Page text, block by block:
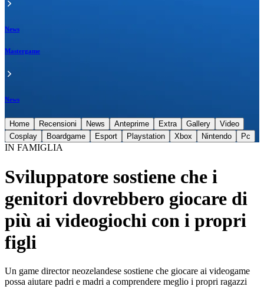
News
Mastergame
News
Home Recensioni News Anteprime Extra Gallery
Video
Cosplay
Boardgame Esport Playstation Xbox Nintendo Pc
IN FAMIGLIA
Sviluppatore sostiene che i
genitori dovrebbero giocare di
più ai videogiochi con i propri
figli
Un game director neozelandese sostiene che giocare ai videogame
possa aiutare padri e madri a comprendere meglio i propri ragazzi